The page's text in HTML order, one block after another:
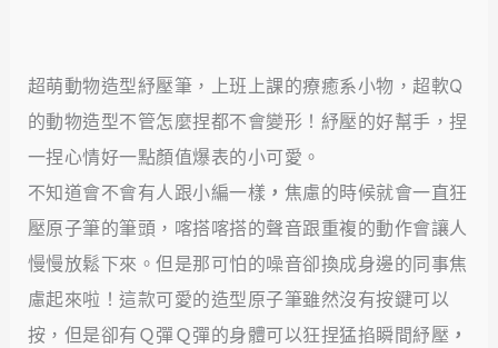
超萌動物造型紓壓筆，上班上課的療癒系小物，超軟Q
的動物造型不管怎麼捏都不會變形！紓壓的好幫手，捏
一捏心情好一點顏值爆表的小可愛。
不知道會不會有人跟小編一樣 ， 焦慮的時候就會一直狂
壓原子筆的筆頭，喀搭喀搭的聲音跟重複的動作會讓人
慢慢放鬆下來。但是那可怕的噪音卻換成身邊的同事焦
慮起來啦！這款可愛的造型原子筆雖然沒有按鍵可以
按，但是卻有Ｑ彈Ｑ彈的身體可以狂捏猛掐瞬間紓壓 ，